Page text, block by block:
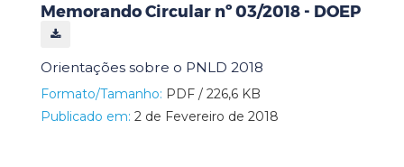
Memorando Circular nº 03/2018 - DOEP
Orientações sobre o PNLD 2018
Formato/Tamanho: PDF / 226,6 KB
Publicado em: 2 de Fevereiro de 2018